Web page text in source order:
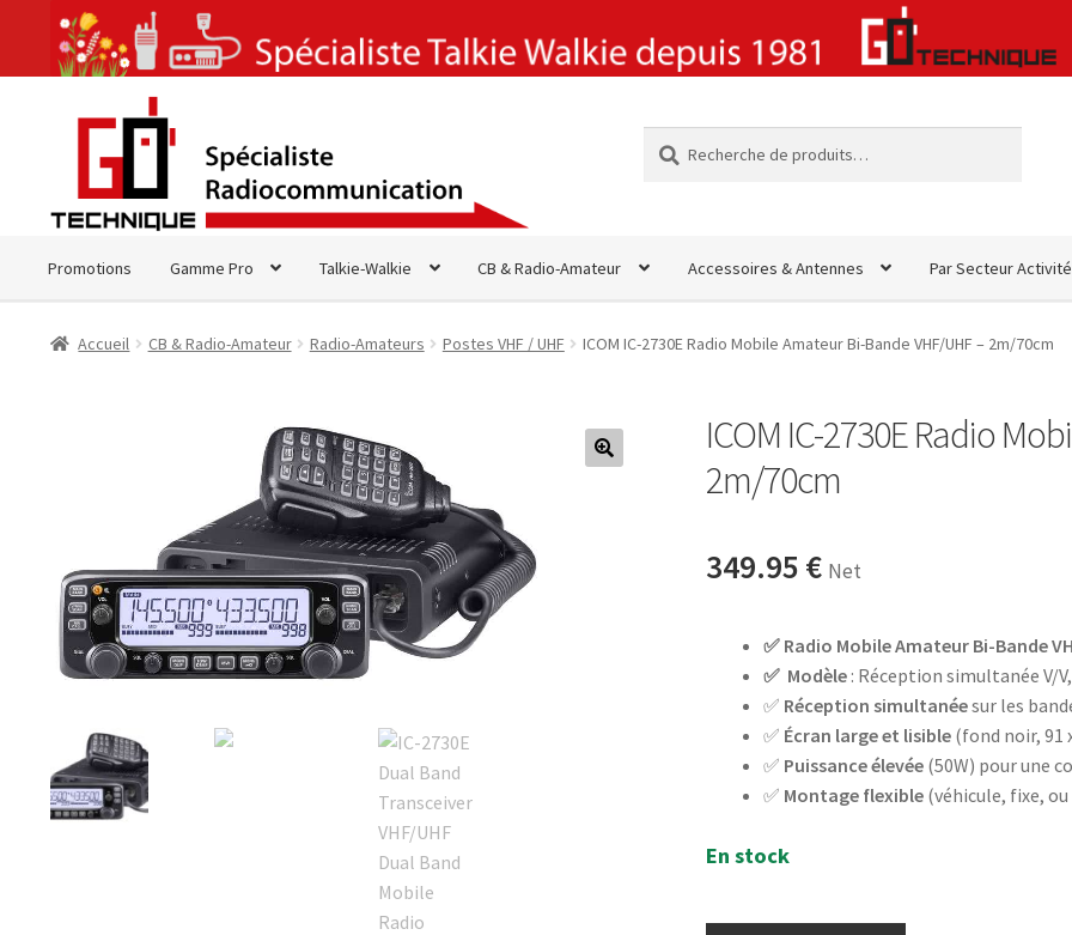
à
navigation
au
pour :
Promotions Gamme Pro Talkie-Walkie CB & Radio-Amateur Accessoires & Antennes Par Secteur Activité
Accueil CB & Radio-Amateur Radio-Amateurs Postes VHF / UHF ICOM IC-2730E Radio Mobile Amateur Bi-Bande VHF/UHF – 2m/70cm
ICOM IC-2730E Radio
2m/70cm
349.95 € Net
✅ Radio Mobile Amateur Bi-Bande
✅ Modèle: Réception simultanée V/
✅ Réception simultanéesur les
✅ Écran large et lisible(fond noir, 91
✅ Puissance élevée(50W) pour une
✅ Montage flexible(véhicule, fixe,
En stock